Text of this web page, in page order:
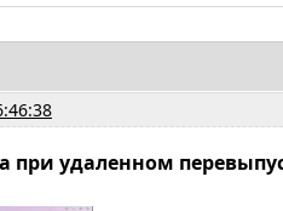
при удаленном